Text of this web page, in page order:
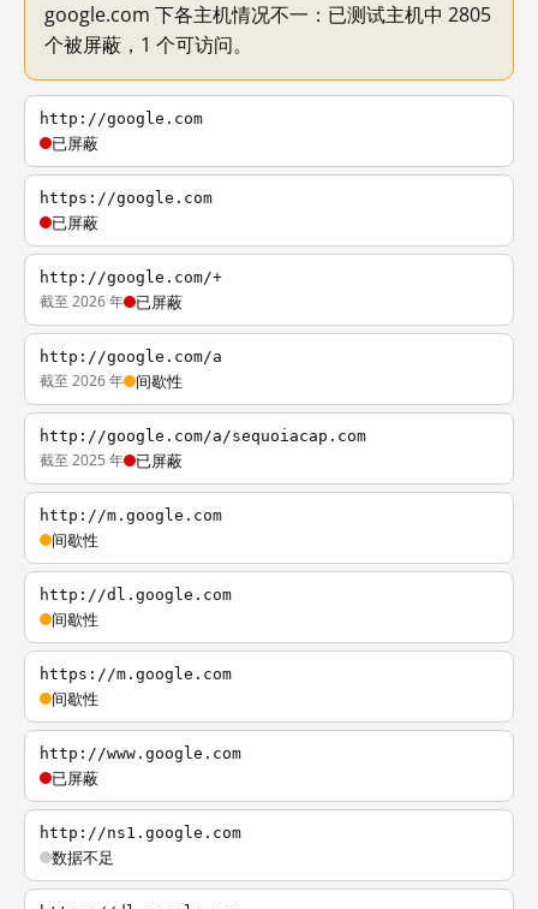
google.com 下各主机情况不一：已测试主机中 2805
个被屏蔽，1 个可访问。
http://google.com
已屏蔽
https://google.com
已屏蔽
http://google.com/+
截至 2026 年 已屏蔽
http://google.com/a
截至 2026 年 间歇性
http://google.com/a/sequoiacap.com
截至 2025 年 已屏蔽
http://m.google.com
间歇性
http://dl.google.com
间歇性
https://m.google.com
间歇性
http://www.google.com
已屏蔽
http://ns1.google.com
数据不足